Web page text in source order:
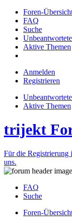
Foren-
FAQ
Suche
Aktive Themen
Anmelden
Registrieren
Aktive Themen
trijekt
Für die Registrierung
uns.
FAQ
Suche
Foren-